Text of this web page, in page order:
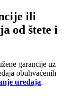
ili
od štete i
garancije uz
obuhvaćenih
uređaja.